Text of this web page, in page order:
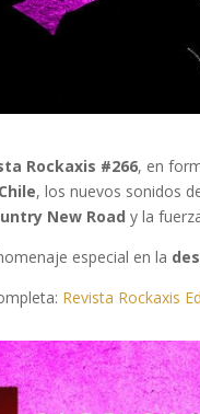
Rockaxis #266, en
, los nuevos sonidos
New Road y la
especial en la
Revista Rockaxis